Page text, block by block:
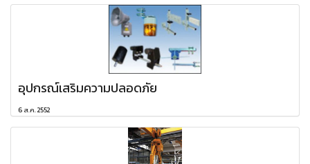
อุปกรณ์เสริมความปลอดภัย
6 ส.ค. 2552